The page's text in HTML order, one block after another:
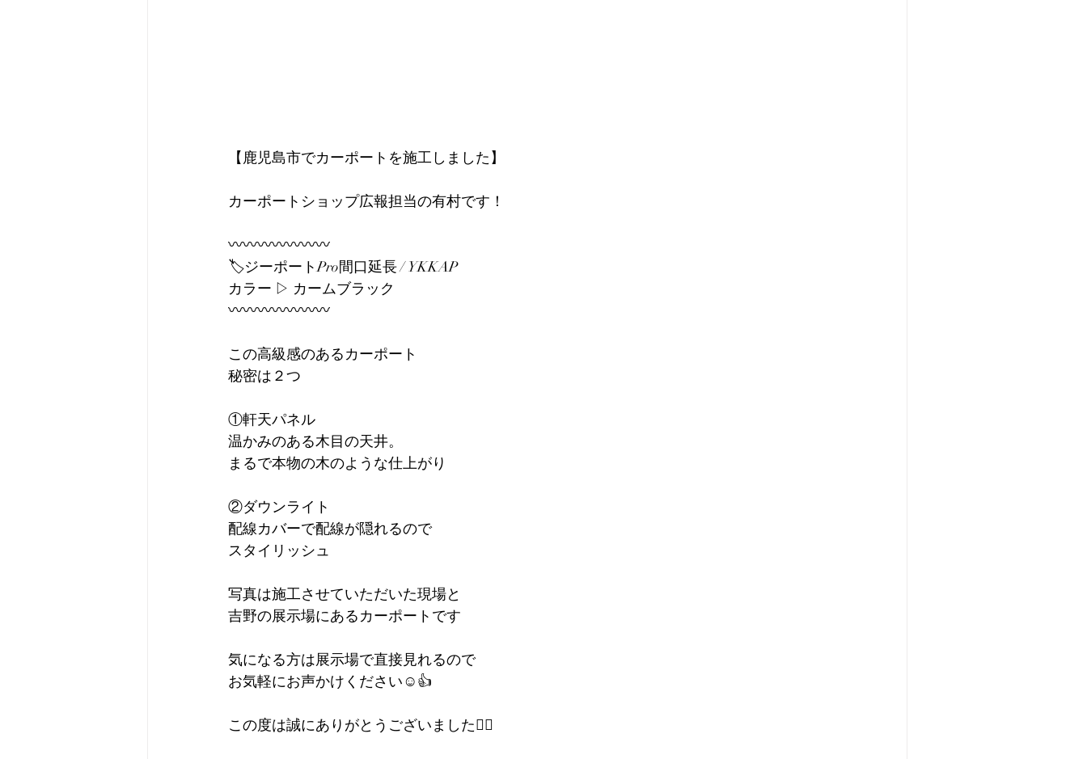
【鹿児島市でカーポートを施工しました】
カーポートショップ広報担当の有村です！
〰〰〰〰〰〰〰
🏷️ジーポートPro間口延長 / YKKAP
カラー ▷ カームブラック
〰〰〰〰〰〰〰
この高級感のあるカーポート
秘密は２つ
①軒天パネル
温かみのある木目の天井。
まるで本物の木のような仕上がり
②ダウンライト
配線カバーで配線が隠れるので
スタイリッシュ
写真は施工させていただいた現場と
吉野の展示場にあるカーポートです
気になる方は展示場で直接見れるので
お気軽にお声かけください☺️👍
この度は誠にありがとうございました🙇‍♀️